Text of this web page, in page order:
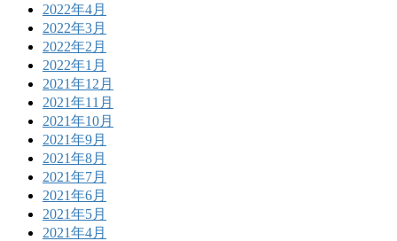
2022年4月
2022年3月
2022年2月
2022年1月
2021年12月
2021年11月
2021年10月
2021年9月
2021年8月
2021年7月
2021年6月
2021年5月
2021年4月